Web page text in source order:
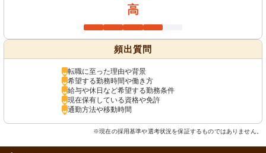
高
頻出質問
転職に至った理由や背景
希望する勤務時間や働き方
給与や休日など希望する勤務条件
現在保有している資格や免許
通勤方法や移動時間
※現在の採用基準や選考状況を保証するものではありません。